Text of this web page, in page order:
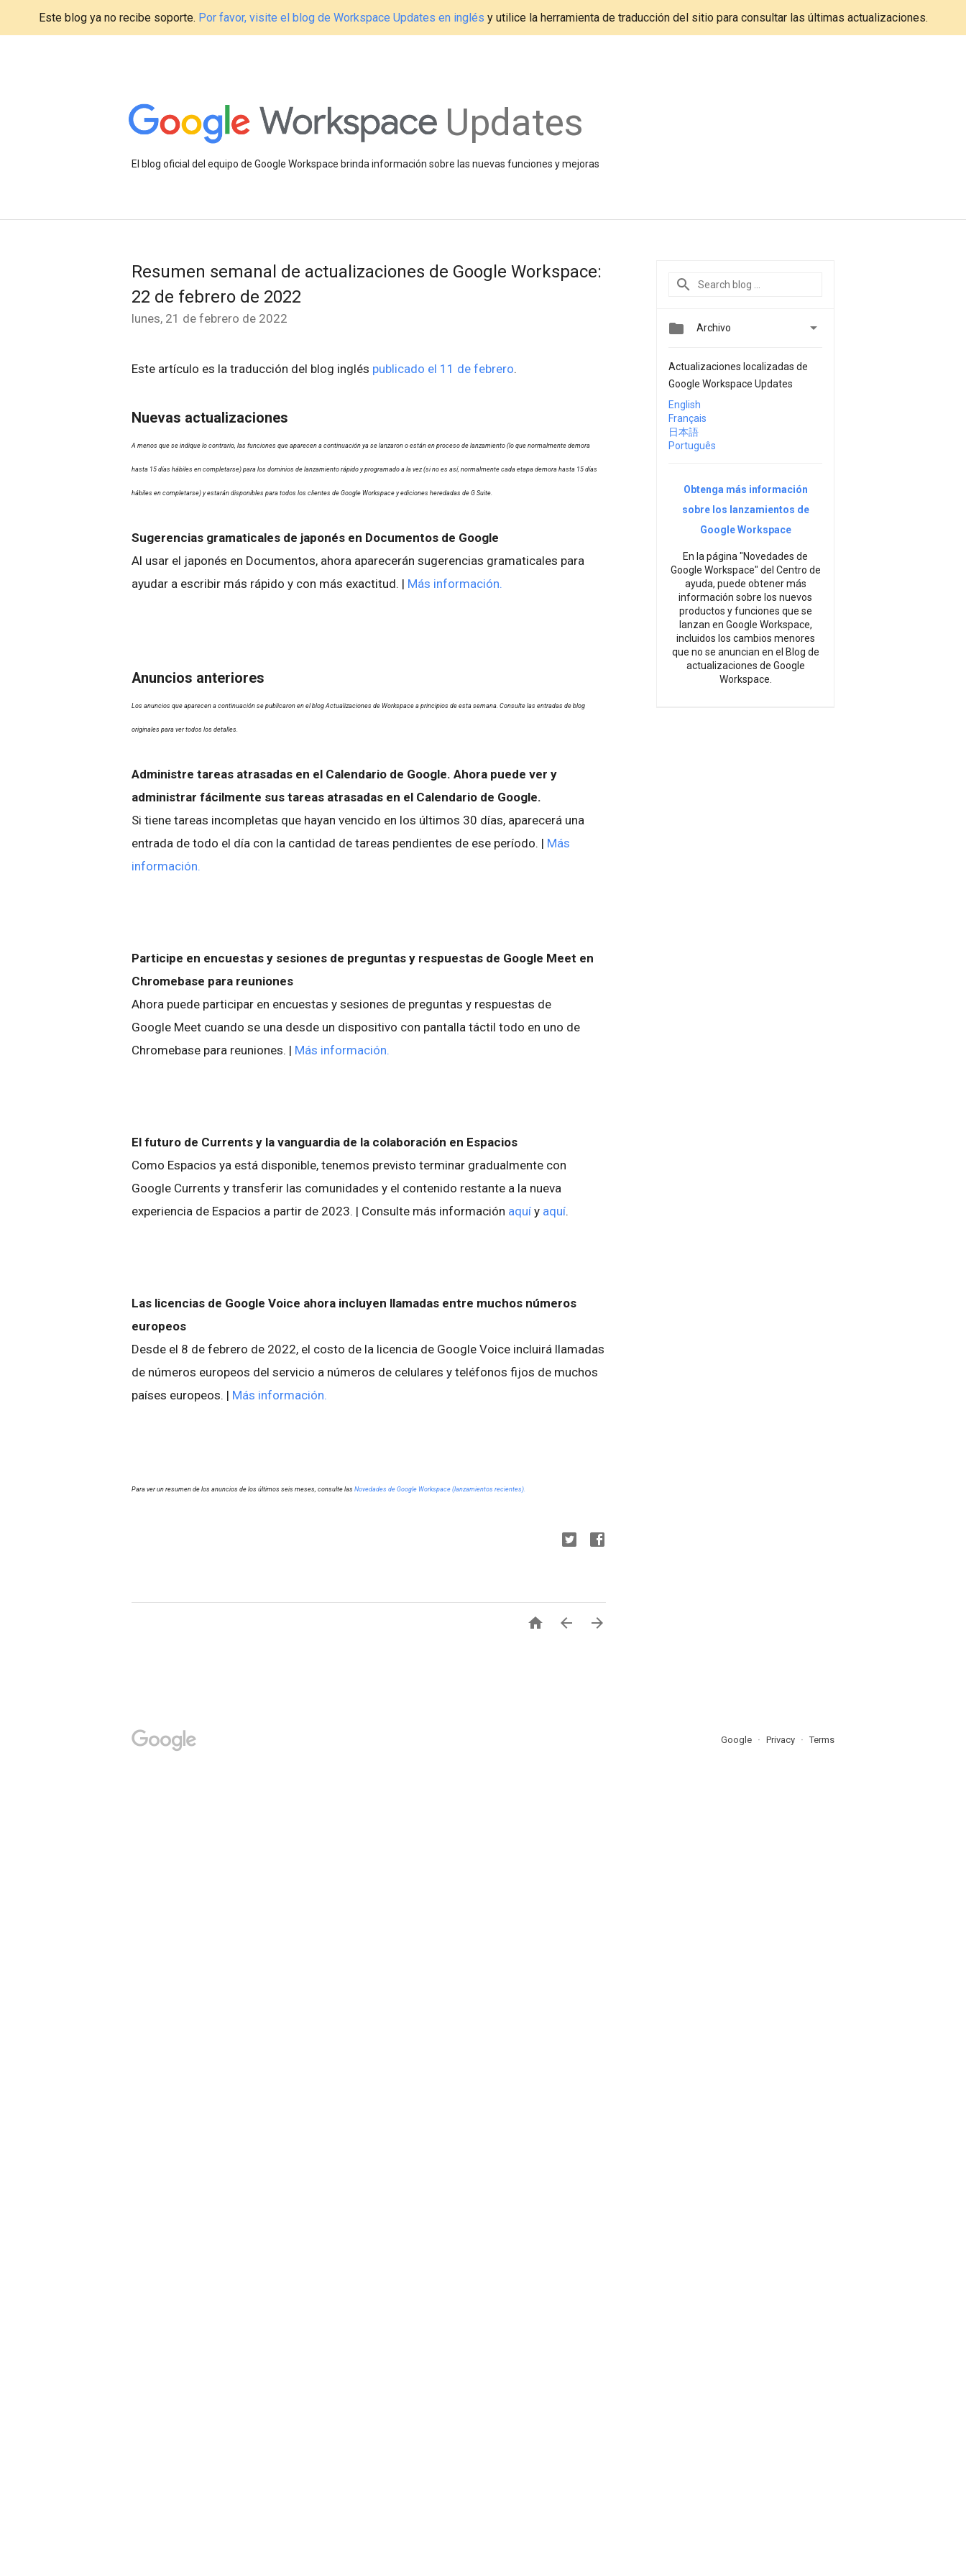
Este blog ya no recibe soporte. Por favor, visite el blog de Workspace Updates en inglés y utilice la herramienta de traducción del sitio para consultar las últimas actualizaciones.
Updates
El blog oficial del equipo de Google Workspace brinda información sobre las nuevas funciones y mejoras
Resumen semanal de actualizaciones de Google Workspace:
22 de febrero de 2022
lunes, 21 de febrero de 2022
Este artículo es la traducción del blog inglés publicado el 11 de febrero.
Nuevas actualizaciones
A menos que se indique lo contrario, las funciones que aparecen a continuación ya se lanzaron o están en proceso de lanzamiento (lo que normalmente demora
hasta 15 días hábiles en completarse) para los dominios de lanzamiento rápido y programado a la vez (si no es así, normalmente cada etapa demora hasta 15 días
hábiles en completarse) y estarán disponibles para todos los clientes de Google Workspace y ediciones heredadas de G Suite.
Sugerencias gramaticales de japonés en Documentos de Google
Al usar el japonés en Documentos, ahora aparecerán sugerencias gramaticales para
ayudar a escribir más rápido y con más exactitud. | Más información.
Anuncios anteriores
Los anuncios que aparecen a continuación se publicaron en el blog Actualizaciones de Workspace a principios de esta semana. Consulte las entradas de blog
originales para ver todos los detalles.
Administre tareas atrasadas en el Calendario de Google. Ahora puede ver y
administrar fácilmente sus tareas atrasadas en el Calendario de Google.
Si tiene tareas incompletas que hayan vencido en los últimos 30 días, aparecerá una
entrada de todo el día con la cantidad de tareas pendientes de ese período. | Más
información.
Participe en encuestas y sesiones de preguntas y respuestas de Google Meet en
Chromebase para reuniones
Ahora puede participar en encuestas y sesiones de preguntas y respuestas de
Google Meet cuando se una desde un dispositivo con pantalla táctil todo en uno de
Chromebase para reuniones. | Más información.
El futuro de Currents y la vanguardia de la colaboración en Espacios
Como Espacios ya está disponible, tenemos previsto terminar gradualmente con
Google Currents y transferir las comunidades y el contenido restante a la nueva
experiencia de Espacios a partir de 2023. | Consulte más información aquí y aquí.
Las licencias de Google Voice ahora incluyen llamadas entre muchos números
europeos
Desde el 8 de febrero de 2022, el costo de la licencia de Google Voice incluirá llamadas
de números europeos del servicio a números de celulares y teléfonos fijos de muchos
países europeos. | Más información.
Para ver un resumen de los anuncios de los últimos seis meses, consulte las Novedades de Google Workspace (lanzamientos recientes).
  
 Archivo 
Actualizaciones localizadas de
Google Workspace Updates
English
Français
日本語
Português
Obtenga más información
sobre los lanzamientos de
Google Workspace
En la página "Novedades de
Google Workspace" del Centro de
ayuda, puede obtener más
información sobre los nuevos
productos y funciones que se
lanzan en Google Workspace,
incluidos los cambios menores
que no se anuncian en el Blog de
actualizaciones de Google
Workspace.
Google Privacy Terms